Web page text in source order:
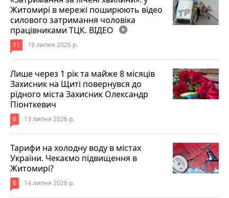
Житомирі в мережі поширюють відео
силового затримання чоловіка
працівниками ТЦК. ВІДЕО play_circle_filled
11 18 липня 2026 р.
Лише через 1 рік та майже 8 місяців
Захисник на Щиті повернувся до
рідного міста Захисник Олександр
Піонткевич
6 13 липня 2026 р.
Тарифи на холодну воду в містах
України. Чекаємо підвищення в
Житомирі?
6 14 липня 2026 р.